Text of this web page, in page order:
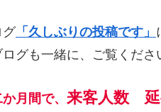
グ「久しぶりの投稿です」
グも一緒に、ご覧くださ
月間で、 来客人数 延